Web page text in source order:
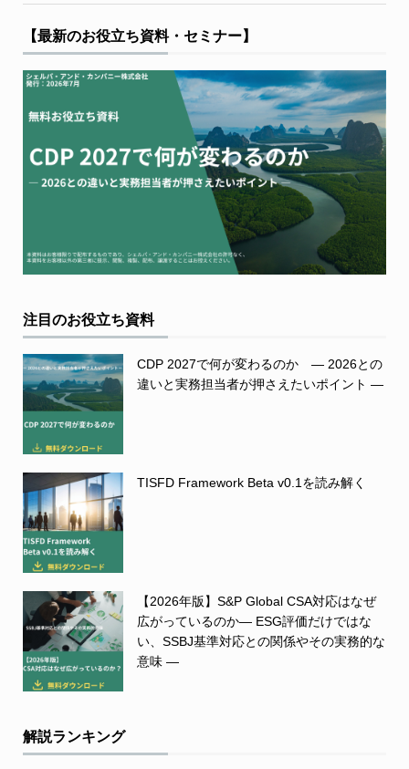
【最新のお役立ち資料・セミナー】
注目のお役立ち資料
CDP 2027で何が変わるのか ― 2026との
違いと実務担当者が押さえたいポイント ―
TISFD Framework Beta v0.1を読み解く
【2026年版】S&P Global CSA対応はなぜ
広がっているのか― ESG評価だけではな
い、SSBJ基準対応との関係やその実務的な
意味 ―
解説ランキング